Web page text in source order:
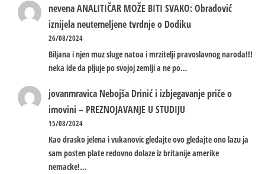
nevenaANALITIČAR MOŽE BITI SVAKO: Obradović
iznijela neutemeljene tvrdnje o Dodiku
26/08/2024
Biljana i njen muz sluge natoa i mrzitelji pravoslavnog naroda!!!
neka ide da pljuje po svojoj zemlji a ne po…
jovanmravica Nebojša Drinić i izbjegavanje priče o
imovini – PREZNOJAVANJE U STUDIJU
15/08/2024
Kao drasko jelena i vukanovic gledajte ovo gledajte ono lazu ja
sam posten plate redovno dolaze iz britanije amerike
nemacke!…